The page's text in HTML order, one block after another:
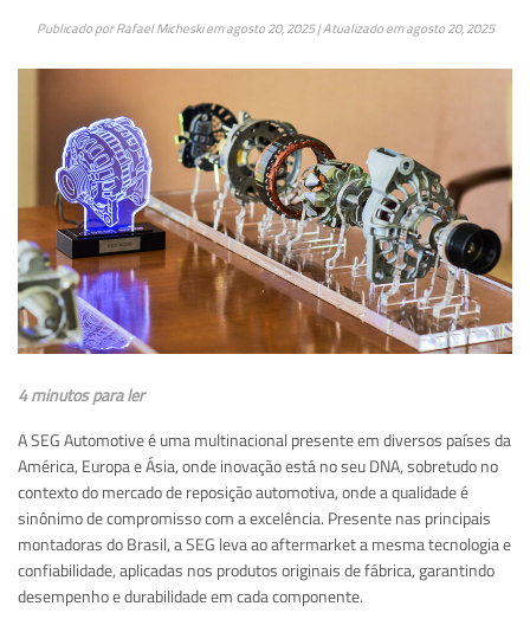
Publicado porRafael Micheskiemagosto 20, 2025| Atualizado emagosto 20, 2025
4 minutos para ler
A SEG Automotive é uma multinacional presente em diversos países da
América, Europa e Ásia, onde inovação está no seu DNA, sobretudo no
contexto do mercado de reposição automotiva, onde a qualidade é
sinônimo de compromisso com a excelência. Presente nas principais
montadoras do Brasil, a SEG leva ao aftermarket a mesma tecnologia e
confiabilidade, aplicadas nos produtos originais de fábrica, garantindo
desempenho e durabilidade em cada componente.